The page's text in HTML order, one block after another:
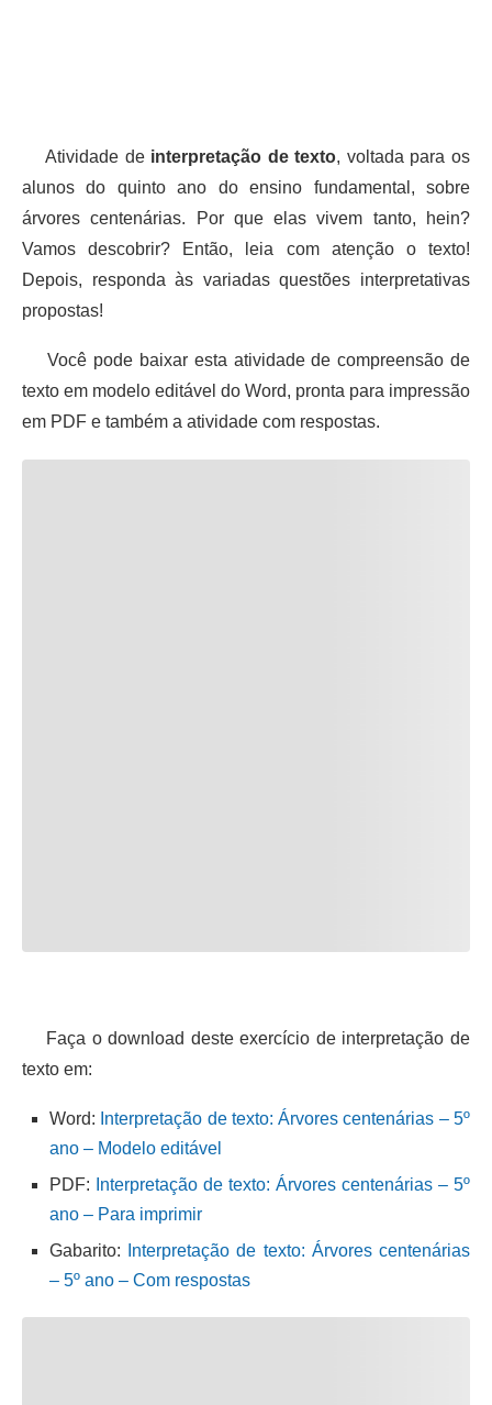
Atividade de interpretação de texto, voltada para os
alunos do quinto ano do ensino fundamental, sobre
árvores centenárias. Por que elas vivem tanto, hein?
Vamos descobrir? Então, leia com atenção o texto!
Depois, responda às variadas questões interpretativas
propostas!
Você pode baixar esta atividade de compreensão de
texto em modelo editável do Word, pronta para impressão
em PDF e também a atividade com respostas.
Faça o download deste exercício de interpretação de
texto em:
Word: Interpretação de texto: Árvores centenárias – 5º
ano – Modelo editável
PDF:
Interpretação de texto: Árvores centenárias – 5º
ano – Para imprimir
Gabarito:
Interpretação de texto: Árvores centenárias
– 5º ano – Com respostas